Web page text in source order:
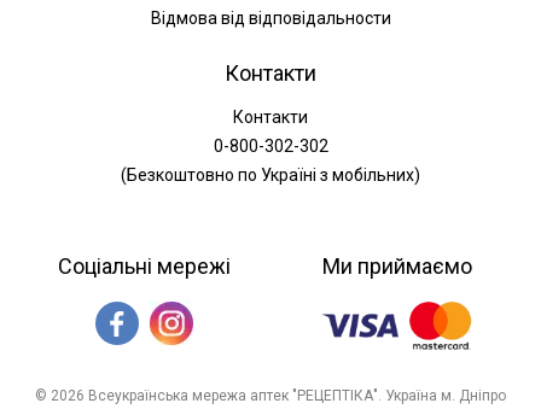
Відмова від відповідальности
Контакти
Контакти
0-800-302-302
(Безкоштовно по Україні з мобільних)
Соціальні мережі Ми приймаємо
© 2026 Всеукраїнська мережа аптек "РЕЦЕПТІКА". Україна м. Дніпро